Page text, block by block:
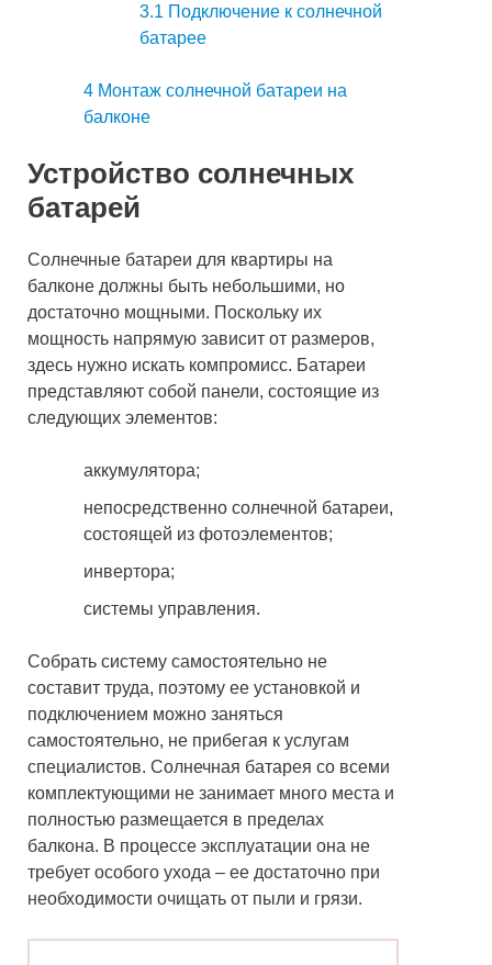
3.1 Подключение к солнечной
батарее
4 Монтаж солнечной батареи на
балконе
Устройство солнечных
батарей
Солнечные батареи для квартиры на
балконе должны быть небольшими, но
достаточно мощными. Поскольку их
мощность напрямую зависит от размеров,
здесь нужно искать компромисс. Батареи
представляют собой панели, состоящие из
следующих элементов:
аккумулятора;
непосредственно солнечной батареи,
состоящей из фотоэлементов;
инвертора;
системы управления.
Собрать систему самостоятельно не
составит труда, поэтому ее установкой и
подключением можно заняться
самостоятельно, не прибегая к услугам
специалистов. Солнечная батарея со всеми
комплектующими не занимает много места и
полностью размещается в пределах
балкона. В процессе эксплуатации она не
требует особого ухода – ее достаточно при
необходимости очищать от пыли и грязи.